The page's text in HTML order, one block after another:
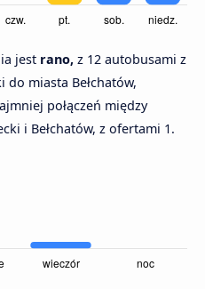
jest rano, z 12 autobusami z
do miasta Bełchatów,
połączeń między
i Bełchatów, z ofertami 1.